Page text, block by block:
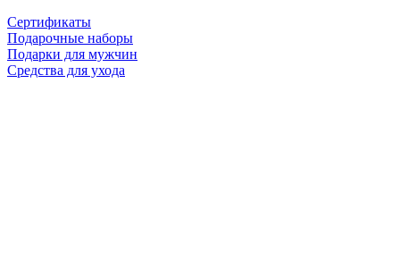
Сертификаты
Подарочные наборы
Подарки для мужчин
Средства для ухода